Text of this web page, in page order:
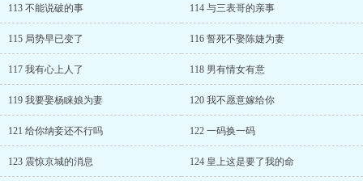
113 不能说破的事 114 与三表哥的亲事
115 局势早已变了 116 誓死不娶陈婕为妻
117 我有心上人了 118 男有情女有意
119 我要娶杨睐娘为妻 120 我不愿意嫁给你
121 给你纳妾还不行吗 122 一码换一码
123 震惊京城的消息 124 皇上这是要了我的命